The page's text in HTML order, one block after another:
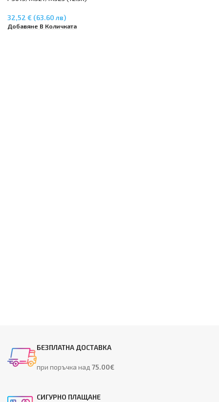
32,52 € (63.60 лв)
Добавяне В Количката
БЕЗПЛАТНА ДОСТАВКА
при поръчка над75.00€
СИГУРНО ПЛАЩАНЕ